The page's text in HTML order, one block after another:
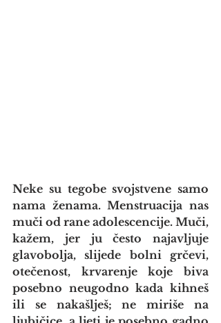
Neke su tegobe svojstvene samo
nama ženama. Menstruacija nas
muči od rane adolescencije. Muči,
kažem, jer ju često najavljuje
glavobolja, slijede bolni grčevi,
otečenost, krvarenje koje biva
posebno neugodno kada kihneš
ili se nakašlješ; ne miriše na